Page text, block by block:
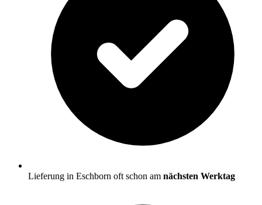
Lieferung in Eschborn oft schon am nächsten Werktag